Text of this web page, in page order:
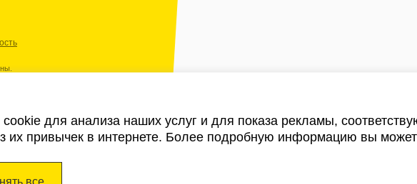
для анализа наших услуг и для показа рекламы,
их привычек в интернете. Более подробную информацию вы
все